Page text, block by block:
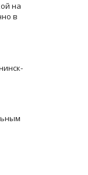
на
в